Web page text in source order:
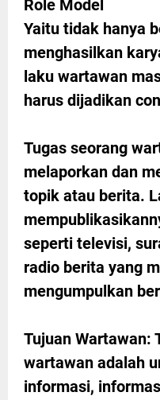
Role Model
Yaitu tidak hanya
menghasilkan
laku wartawan
harus dijadikan
Tugas seorang
melaporkan dan
topik atau berita.
seperti televisi,
radio berita yang
mengumpulkan
Tujuan Wartawan:
wartawan adalah
informasi,